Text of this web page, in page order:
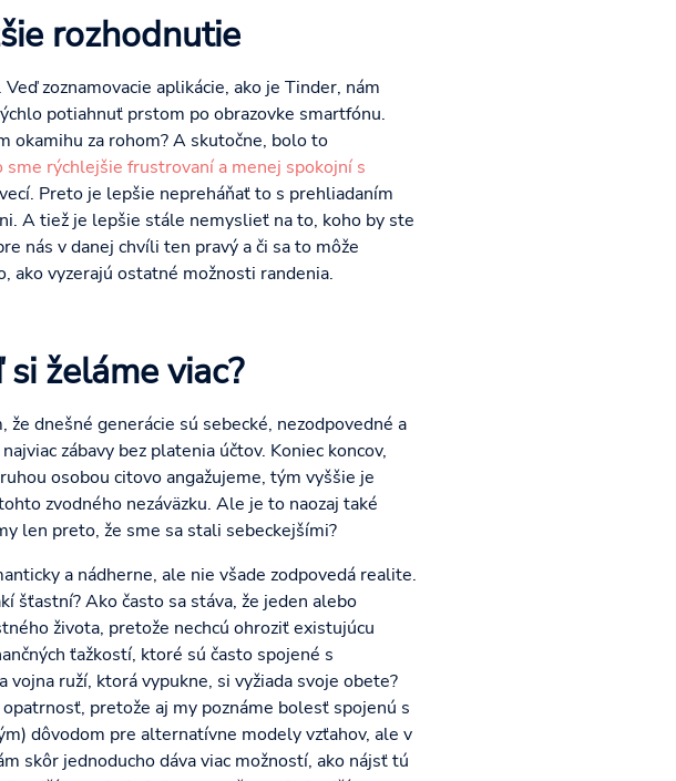
rozhodnutie
zoznamovacie aplikácie, ako je Tinder, nám
potiahnuť prstom po obrazovke smartfónu.
okamihu za rohom? A skutočne, bolo to
rýchlejšie frustrovaní a menej spokojní s
Preto je lepšie nepreháňať to s prehliadaním
A tiež je lepšie stále nemyslieť na to, koho by ste
nás v danej chvíli ten pravý a či sa to môže
ako vyzerajú ostatné možnosti randenia.
želáme viac?
dnešné generácie sú sebecké, nezodpovedné a
zábavy bez platenia účtov. Koniec koncov,
osobou citovo angažujeme, tým vyššie je
zvodného nezáväzku. Ale je to naozaj také
len preto, že sme sa stali sebeckejšími?
a nádherne, ale nie všade zodpovedá realite.
šťastní? Ako často sa stáva, že jeden alebo
života, pretože nechcú ohroziť existujúcu
ťažkostí, ktoré sú často spojené s
ruží, ktorá vypukne, si vyžiada svoje obete?
pretože aj my poznáme bolesť spojenú s
dôvodom pre alternatívne modely vzťahov, ale v
skôr jednoducho dáva viac možností, ako nájsť tú